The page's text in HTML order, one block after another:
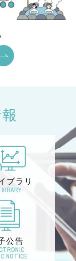
ブラリ
公告
NOTICE